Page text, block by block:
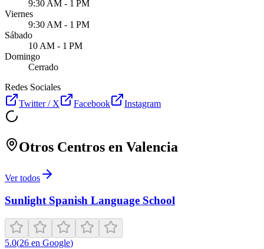
9:30 AM - 1 PM
Viernes
9:30 AM - 1 PM
Sábado
10 AM - 1 PM
Domingo
Cerrado
Redes Sociales
Twitter / X
Facebook Instagram
Otros Centros en Valencia
Ver todos
Sunlight Spanish Language School
5.0(26 en Google)